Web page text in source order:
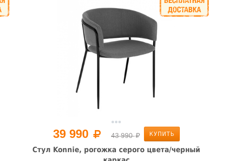
39 990 43 990 КУПИТЬ
Стул Konnie, рогожка серого цвета/черный